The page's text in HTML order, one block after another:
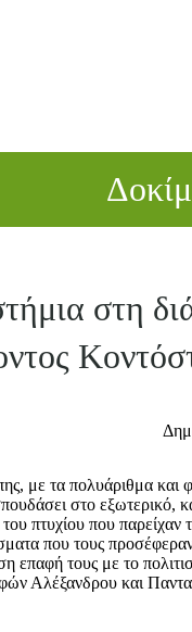
στη
με τα πολυάριθμα
στο
πτυχίου που
που τους
επαφή τους με το
Αλέξανδρου και